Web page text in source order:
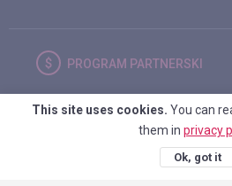
PROGRAM PARTNERSKI
POLSKA
This site uses cookies. You can
them in privacy
Ok, got it